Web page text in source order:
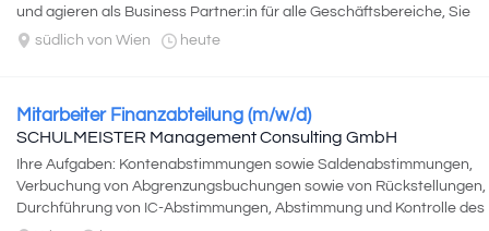
und agieren als Business Partner:in für alle Geschäftsbereiche, Sie
begleiten...
südlich von Wien heute
Mitarbeiter Finanzabteilung (m/w/d)
SCHULMEISTER Management Consulting GmbH
Ihre Aufgaben: Kontenabstimmungen sowie Saldenabstimmungen,
Verbuchung von Abgrenzungsbuchungen sowie von Rückstellungen,
Durchführung von IC-Abstimmungen, Abstimmung und Kontrolle des